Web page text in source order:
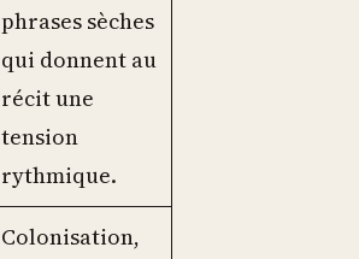
phrases sèches
qui donnent au
récit une
tension
rythmique.
Colonisation,